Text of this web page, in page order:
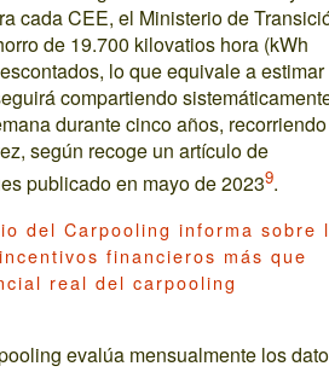
cada CEE, el Ministerio de
de 19.700 kilovatios hora (kWh
lo que equivale a
compartiendo
durante cinco años, recorriendo
según recoge un artículo de
publicado en mayo de 20239.
del Carpooling informa sobre
financieros más que
real del carpooling
evalúa mensualmente los